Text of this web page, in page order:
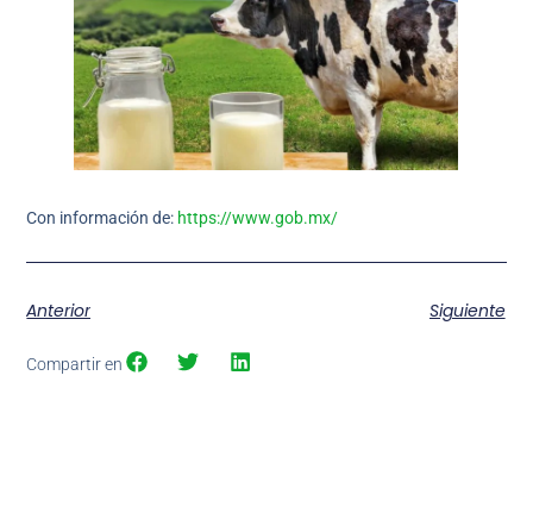
Con información de: https://www.gob.mx/
Anterior Siguiente
Compartir en